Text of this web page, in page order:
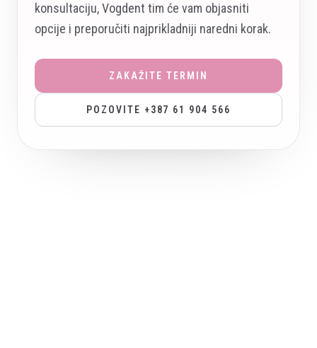
konsultaciju, Vogdent tim će vam objasniti
opcije i preporučiti najprikladniji naredni korak.
ZAKAŽITE TERMIN
POZOVITE +387 61 904 566